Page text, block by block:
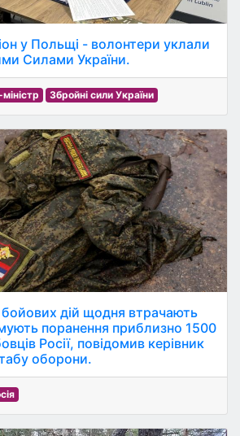
у Польщі - волонтери уклали
Силами України.
Збройні сили України
бойових дій щодня втрачають
поранення приблизно 1500
Росії, повідомив керівник
оборони.